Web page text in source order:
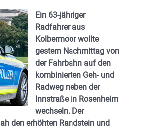
Ein 63-jähriger
Radfahrer aus
Kolbermoor wollte
gestern Nachmittag von
der Fahrbahn auf den
kombinierten Geh- und
Radweg neben der
Innstraße in Rosenheim
wechseln. Der
den erhöhten Randstein und